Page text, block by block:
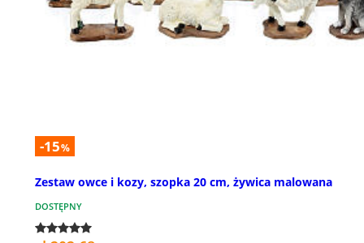
-15%
Zestaw owce i kozy, szopka 20 cm, żywica malowana
DOSTĘPNY